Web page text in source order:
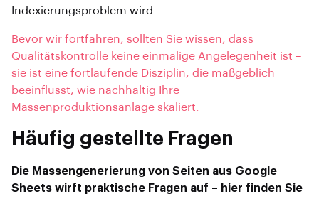
Indexierungsproblem wird.
Bevor wir fortfahren, sollten Sie wissen, dass
Qualitätskontrolle keine einmalige Angelegenheit ist –
sie ist eine fortlaufende Disziplin, die maßgeblich
beeinflusst, wie nachhaltig Ihre
Massenproduktionsanlage skaliert.
Häufig gestellte Fragen
Die Massengenerierung von Seiten aus Google
Sheets wirft praktische Fragen auf – hier finden Sie